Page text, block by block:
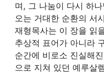
며, 그 나눔이 다시 하
오는 거대한 순환의 서
재형목사는 이 장을 읽
추상적 표어가 아니라
순간에 비로소 진실해
으로 지쳐 있던 예루살